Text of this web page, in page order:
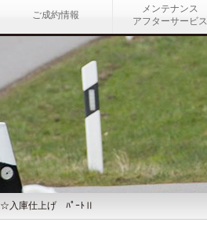
ご成約情報
メンテナンス
アフターサービス
☆入庫仕上げ ﾊﾟｰﾄⅡ